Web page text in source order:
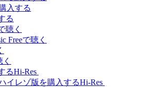
Hi-Res
Hi-Res